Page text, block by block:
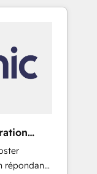
ups,with
the GTM
Elite
répondant